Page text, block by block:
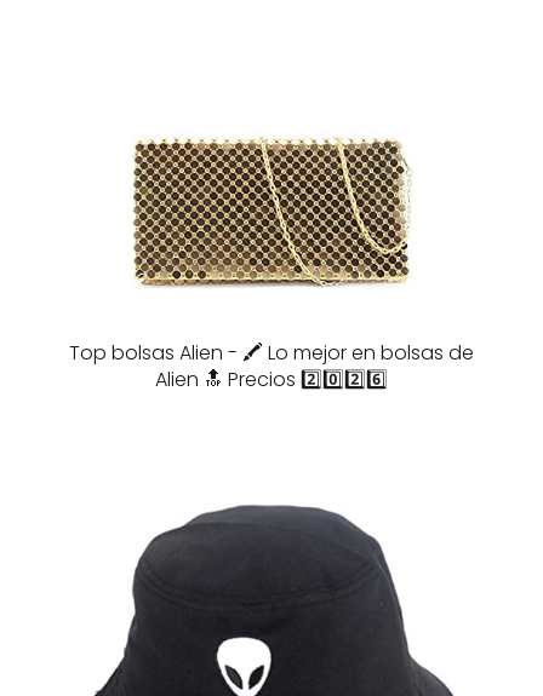
Top bolsas Alien - 🖍️ Lo mejor en bolsas de
Alien 🔝 Precios 2️⃣0️⃣2️⃣6️⃣